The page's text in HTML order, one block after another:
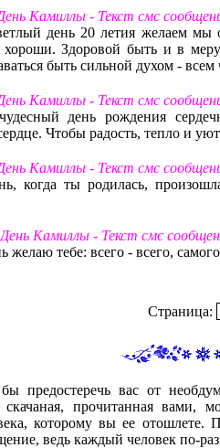
Камиллы - Текст смс
день 20 летия желаем мы
Здоровой быть и в меру
быть сильной духом - всем
Камиллы - Текст смс
день рождения
Чтобы радость, тепло и
Камиллы - Текст смс
когда ты родилась,
День Камиллы - Текст смс
желаю тебе: всего - всего,
Страница:
бы предостеречь вас от
прочитанная вами,
которому вы ее отошлете.
ведь каждый человек по-